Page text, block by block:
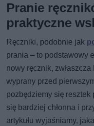
Pranie
praktyczne
Ręczniki, podobnie jak
prania – to podstawowy
nowy ręcznik,
wyprany przed
pozbędziemy się
się bardziej chłonna i
artykułu wyjaśniamy,